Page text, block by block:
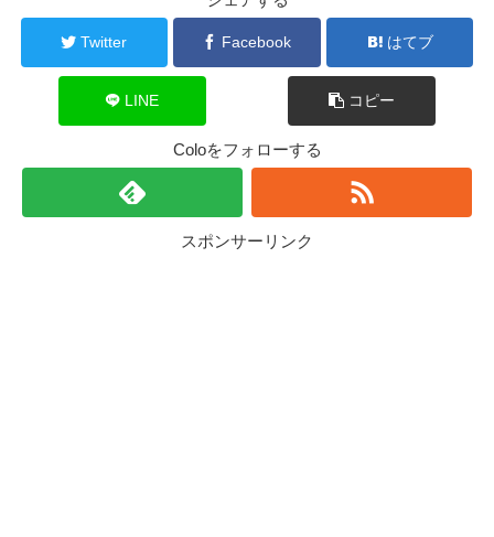
Twitter Facebook はてブ
LINE コピー
Coloをフォローする
スポンサーリンク